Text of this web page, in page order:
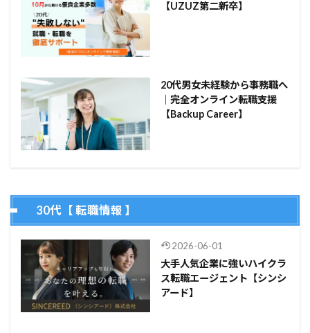
【UZUZ第二新卒】
20代男女未経験から事務職へ
｜完全オンライン転職支援
【Backup Career】
30代【 転職情報 】
2026-06-01
大手人気企業に強いハイクラ
ス転職エージェント【シンシ
アード】